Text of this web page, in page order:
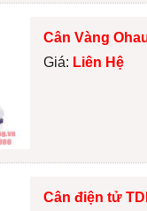
Cân Vàng
Giá: Liên Hệ
Cân điện tử